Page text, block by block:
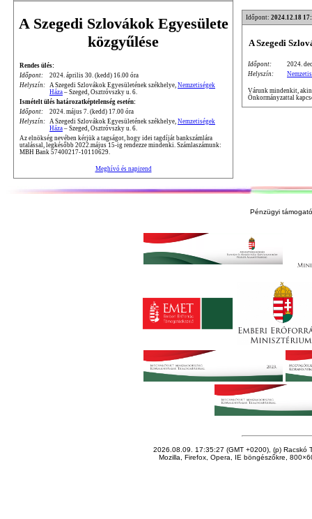
A Szegedi Szlovákok Egyesülete
közgyűlése
Rendes ülés:
Időpont:
2024. április 30. (kedd) 16.00 óra
Helyszín: A Szegedi Szlovákok Egyesületének székhelye, Nemzetiségek
Háza – Szeged, Osztróvszky u. 6.
Ismételt ülés határozatképtelenség esetén:
Időpont:
2024. május 7. (kedd) 17.00 óra
Helyszín: A Szegedi Szlovákok Egyesületének székhelye, Nemzetiségek
Háza – Szeged, Osztróvszky u. 6.
Az elnökség nevében kérjük a tagságot, hogy idei tagdíját bankszámlára
utalással, legkésőbb 2022.május 15-ig rendezze mindenki. Számlaszámunk:
MBH Bank 57400217-10110629.
Meghívó és napirend
Időpont: 2024.12.18
A Szegedi
Időpont:
2024.
Helyszín:
Várunk mindenkit,
Önkormányzattal
Pénzügyi
2026.08.09. 17:35:27 (GMT +0200), (p) Racskó
Mozilla, Firefox, Opera, IE böngészőkre,